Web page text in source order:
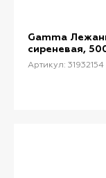
Gamma
сиреневая,
Артикул: 31932154